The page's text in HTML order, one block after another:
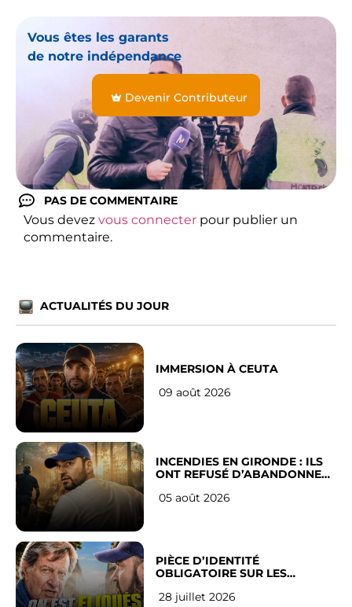
Vous êtes les garants
de notre indépendance
Devenir Contributeur
PAS DE COMMENTAIRE
Vous devez vous connecter pour publier un
commentaire.
ACTUALITÉS DU JOUR
IMMERSION À CEUTA
09 août 2026
INCENDIES EN GIRONDE : ILS
ONT REFUSÉ D’ABANDONNER
05 août 2026
PIÈCE D’IDENTITÉ
OBLIGATOIRE SUR LES
Français
28 juillet 2026